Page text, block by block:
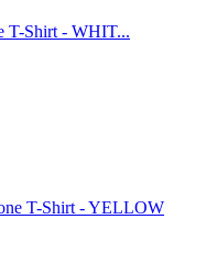
Shirt - WHIT...